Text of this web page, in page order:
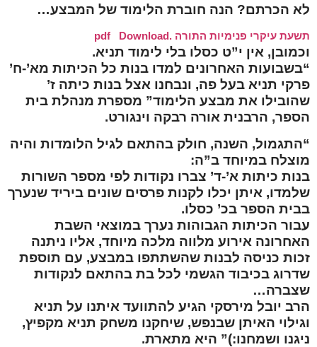
לא הכרתם? הנה חוברת הלימוד של המבצע…
תשעת עיקרי פנימיות התורה .pdfDownload
וכמובן, אין י”ט כסלו בלי לימוד תניא.
“בשבועות האחרונים למדו בנות כל הכיתות מא’-ח’
פרקי תניא בעל פה, ונבחנו אצל בנות כיתה ז’
שהובילו את מבצע הלימוד” מספרת מנהלת בית
הספר, הרבנית אורה רבקה וינגורט.
“התגמול, השנה, חולק בהתאם לגיל הלומדות והיה
מוצלח במיוחד ב”ה:
בנות כיתות א’-ד’ צברו נקודות לפי מספר השורות
שלמדו, איתן יכלו לקנות פרסים שונים ביריד שנערך
בבית הספר בכ’ כסלו.
עבור הכיתות הגבוהות נערך במוצאי השבת
האחרונה אירוע מלווה מלכה מיוחד, אליו ניתנה
זכות כניסה לבנות שהשתתפו במבצע, עם תוספת
שדרוג בכיבוד הגשמי לכל בת בהתאם לנקודות
שצברה…
הרב יובל מירסקי הגיע להתוועד איתנו על תניא
וגילוי האיתן שבנפש, שיחקנו משחק תניא מקפיץ,
ניגנו ושמחנו:)” היא מתארת.